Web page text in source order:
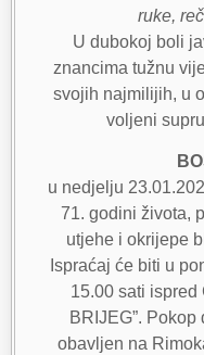
ruke,
U dubokoj boli
znancima tužnu
svojih najmilijih, u
voljeni
u nedjelju
71. godini života,
utjehe i okrijepe
Ispraćaj će biti u
15.00 sati ispred
BRIJEG”.
obavljen na